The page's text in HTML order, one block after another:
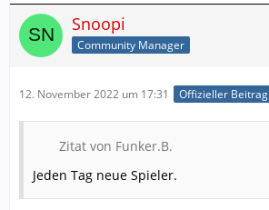
Snoopi
Community Manager
12. November 2022 um 17:31 Offizieller Beitrag
Zitat von Funker.B.
Jeden Tag neue Spieler.